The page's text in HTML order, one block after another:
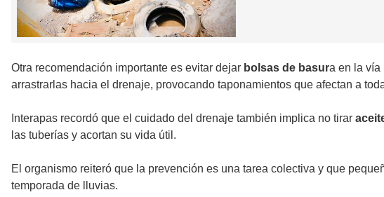
Otra recomendación importante es evitar dejar bolsas de basura en la vía
arrastrarlas hacia el drenaje, provocando taponamientos que afectan a
Interapas recordó que el cuidado del drenaje también implica no tirar
las tuberías y acortan su vida útil.
El organismo reiteró que la prevención es una tarea colectiva y que
temporada de lluvias.